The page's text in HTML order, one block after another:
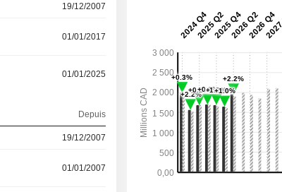
19/12/2007
01/01/2017
01/01/2025
Depuis
19/12/2007
01/01/2007